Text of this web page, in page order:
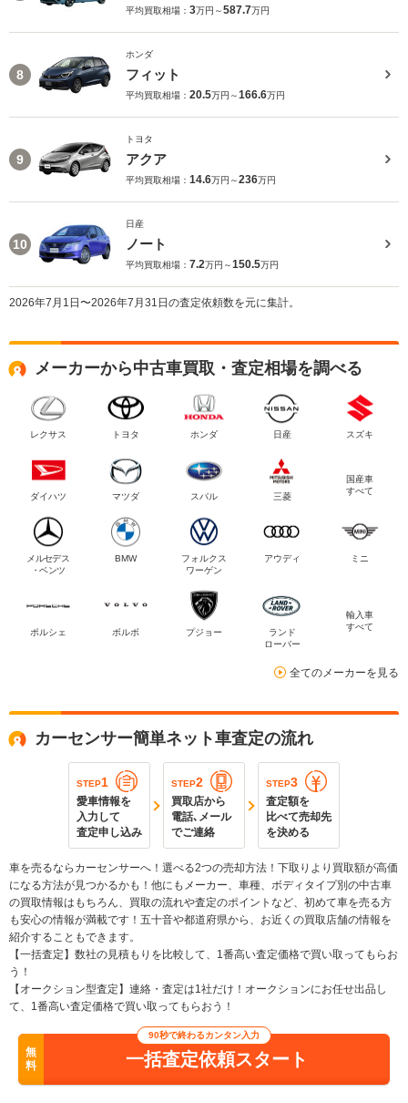
平均買取相場： 3万円～587.7万円
8
ホンダ
フィット
平均買取相場： 20.5万円～166.6万円
9
トヨタ
アクア
平均買取相場： 14.6万円～236万円
10
日産
ノート
平均買取相場： 7.2万円～150.5万円
2026年7月1日〜2026年7月31日の査定依頼数を元に集計。
メーカーから中古車買取・査定相場を調べる
レクサス トヨタ ホンダ 日産 スズキ
ダイハツ マツダ スバル 三菱
国産車
すべて
メルセデス
・ベンツ
BMW
フォルクス
ワーゲン
アウディ ミニ
ポルシェ ボルボ プジョー
ランド
ローバー
輸入車
すべて
全てのメーカーを見る
カーセンサー簡単ネット車査定の流れ
STEP1
愛車情報を
入力して
査定申し込み
STEP2
買取店から
電話､メール
でご連絡
STEP3
査定額を
比べて売却先
を決める
車を売るならカーセンサーへ！選べる2つの売却方法！下取りより買取額が高価
になる方法が見つかるかも！他にもメーカー、車種、ボディタイプ別の中古車
の買取情報はもちろん、買取の流れや査定のポイントなど、初めて車を売る方
も安心の情報が満載です！五十音や都道府県から、お近くの買取店舗の情報を
紹介することもできます。
【一括査定】数社の見積もりを比較して、1番高い査定価格で買い取ってもらお
う！
【オークション型査定】連絡・査定は1社だけ！オークションにお任せ出品し
て、1番高い査定価格で買い取ってもらおう！
無
料
90秒で終わるカンタン入力
一括査定依頼スタート